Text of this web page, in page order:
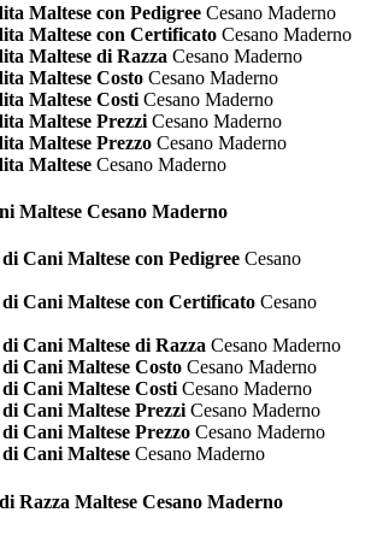
Maltese con Pedigree Cesano Maderno
Maltese con Certificato Cesano Maderno
Maltese di Razza Cesano Maderno
Maltese Costo Cesano Maderno
Maltese Costi Cesano Maderno
Maltese Prezzi Cesano Maderno
Maltese Prezzo Cesano Maderno
Maltese Cesano Maderno
Maltese Cesano Maderno
Cani Maltese con Pedigree Cesano
Cani Maltese con Certificato Cesano
Cani Maltese di Razza Cesano Maderno
Cani Maltese Costo Cesano Maderno
Cani Maltese Costi Cesano Maderno
Cani Maltese Prezzi Cesano Maderno
Cani Maltese Prezzo Cesano Maderno
Cani Maltese Cesano Maderno
Razza Maltese Cesano Maderno